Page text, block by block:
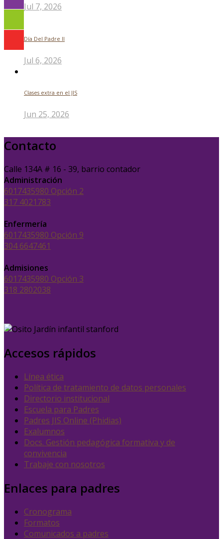
Jul 7, 2026
Día Del Padre ll
Jul 6, 2026
Clases extra en el JIS
Jun 25, 2026
Contacto
Calle 134A # 16 - 39, barrio contador
Administración
6017435980 Opción 2
317 4021783
Enfermería
6017435980 Opción 9
304 6647461
Admisiones
6017435980 Opción 3
318 2802038
Accesos rápidos
Línea ética
Política de tratamiento de datos personales
Directorio institucional
Escuela para Padres
Padres JIS Online (Phidias)
Exalumnos
Docs. Gestión pedagógica formativa y de
convivencia
Trabaje con nosotros
Enlaces para padres
Cronograma
Formatos
Comunicados a padres